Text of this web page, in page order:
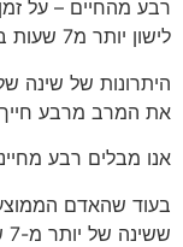
רבע מהחיים – על
לישון יותר מ7 שעות בלילה
את המרב מרבע חייך
אנו מבלים רבע
ששינה של יותר מ-7 שעות עלולה להזיק לבריאות ולרווחה שלנו.